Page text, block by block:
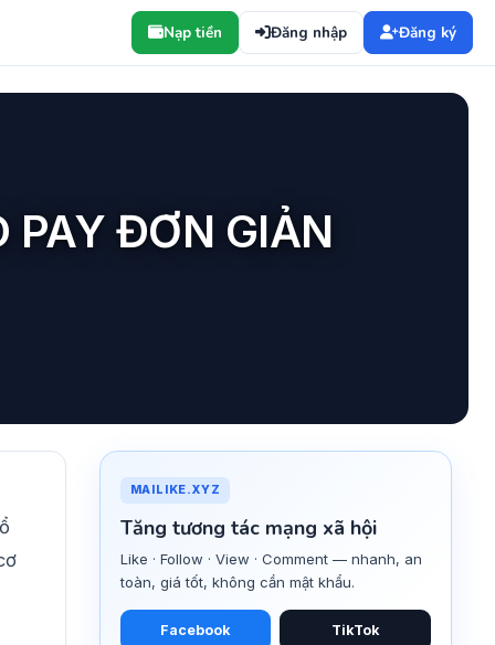
Nạp tiền Đăng nhập Đăng ký
PAY ĐƠN GIẢN
MAILIKE.XYZ
Tăng tương tác mạng xã hội
Like · Follow · View · Comment — nhanh, an
toàn, giá tốt, không cần mật khẩu.
Facebook TikTok